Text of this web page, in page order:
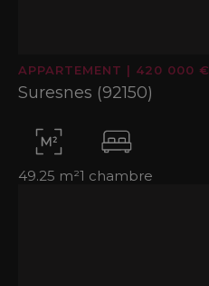
APPARTEMENT | 420 000 €
Suresnes (92150)
49.25 m²1 chambre